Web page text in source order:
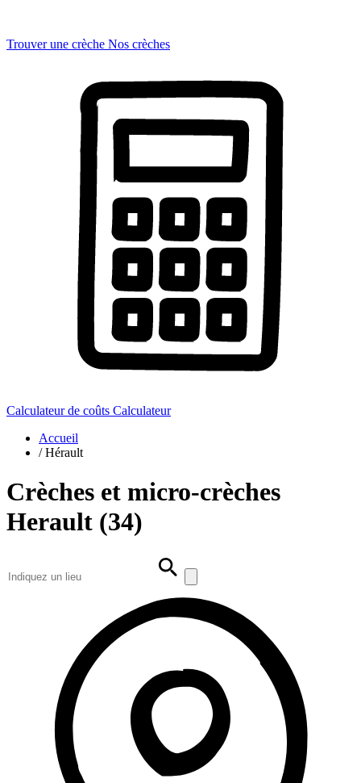
Trouver une crèche Nos crèches
Calculateur de coûts Calculateur
Accueil
/ Hérault
Crèches et micro-crèches
Herault (34)